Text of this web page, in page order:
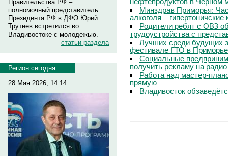
Правительства РФ –
полномочный представитель
Президента РФ в ДФО Юрий
Трутнев встретился во
Владивостоке с молодежью.
статьи раздела
Регион сегодня
28 Мая 2026, 14:14
Минздрав Приморья:
алкоголя –
Родители ребят с ОВЗ
трудоустройства с
Лучших среди будущих
фестивале ГТО в Приморье
Социальные
получить рекламу на
Работа над мастер-
прямую
Владивосток